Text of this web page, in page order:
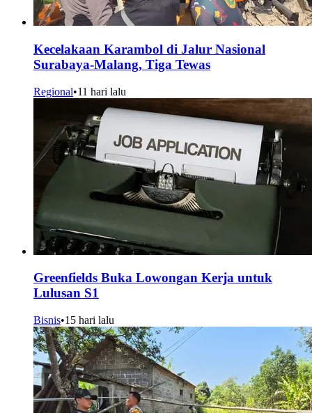
Kecelakaan Karambol di Jalur Nasional
Surabaya-Malang, Tiga Tewas
Regional•11 hari lalu
Greenfields Buka Lowongan Kerja untuk
Lulusan S1
Bisnis•15 hari lalu